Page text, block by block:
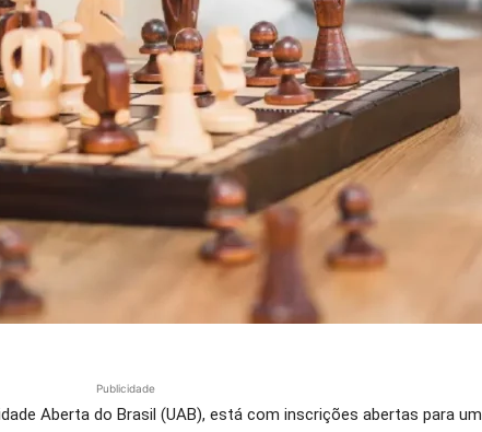
Publicidade
Aberta do Brasil (UAB), está com inscrições abertas para